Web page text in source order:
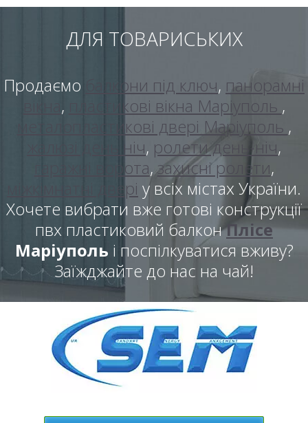
ДЛЯ ТОВАРИСЬКИХ
Продаємо балкони під ключ, панорамні
, пластикові вікна Маріуполь ,
металопластикові двері Маріуполь ,
жалюзі день ніч, ролети день-ніч,
гаражні ворота,захисні ролети,
міжкімнатні двері у всіх містах України.
Хочете вибрати вже готові конструкції
пвх пластиковий балконПлісе
Маріуполь і поспілкуватися вживу?
Заїжджайте до нас на чай!